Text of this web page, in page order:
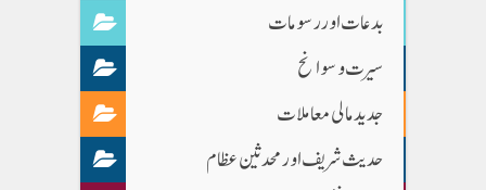
بدعات اور رسومات
سیرت و سوانح
جدید مالی معاملات
حدیث شریف اور محدثین عظام